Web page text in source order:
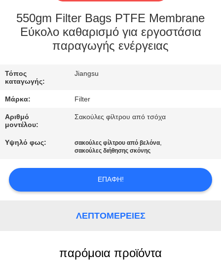
ΕΡΓΟΣΤΑΣΊΩΝ
ΠΟΙΟΤΙΚΌΣ
ΜΑΣ
ΣΕ
ΕΠΑΦΉ
ΕΙΔΉΣΕΙΣ
ΖΗΤΉΣΤΕ
ΑΠΌΣΠΑΣΜΑ
550gm Filter Bags PTFE Membrane
Εύκολο καθαρισμό για εργοστάσια
παραγωγής ενέργειας
Τόπος
καταγωγής:
Jiangsu
Μάρκα: Filter
Αριθμό
μοντέλου:
Σακούλες φίλτρου από τσόχα
Υψηλό φως: σακούλες φίλτρου από βελόνα,
σακούλες διήθησης σκόνης
ΕΠΑΦΉ!
ΛΕΠΤΟΜΈΡΕΙΕΣ
παρόμοια προϊόντα